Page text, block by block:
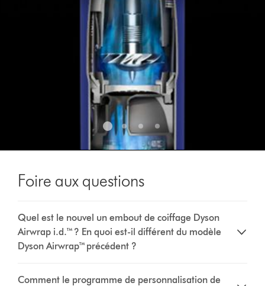
Foire aux questions
Quel est le nouvel un embout de coiffage Dyson
Airwrap i.d.™ ? En quoi est-il différent du modèle
Dyson Airwrap™ précédent ?
Comment le programme de personnalisation de